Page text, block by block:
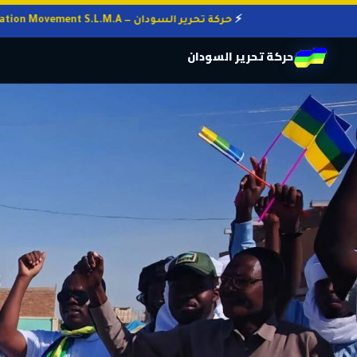
حركة تحرير السودان — Sudan Liberation Movement S.L.M.A
حركة تحرير السودان